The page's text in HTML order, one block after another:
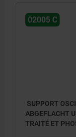
02005 C
SUPPORT
ABGEFLACHT
TRAITÉ ET